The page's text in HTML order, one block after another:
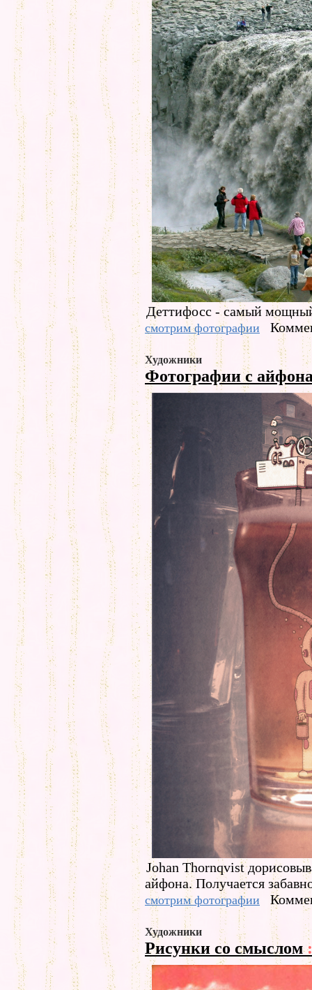
Деттифосс - самый
смотрим фотографии
Художники
Фотографии с
Johan Thornqvist
айфона. Получается
смотрим фотографии
Художники
Рисунки со смыслом